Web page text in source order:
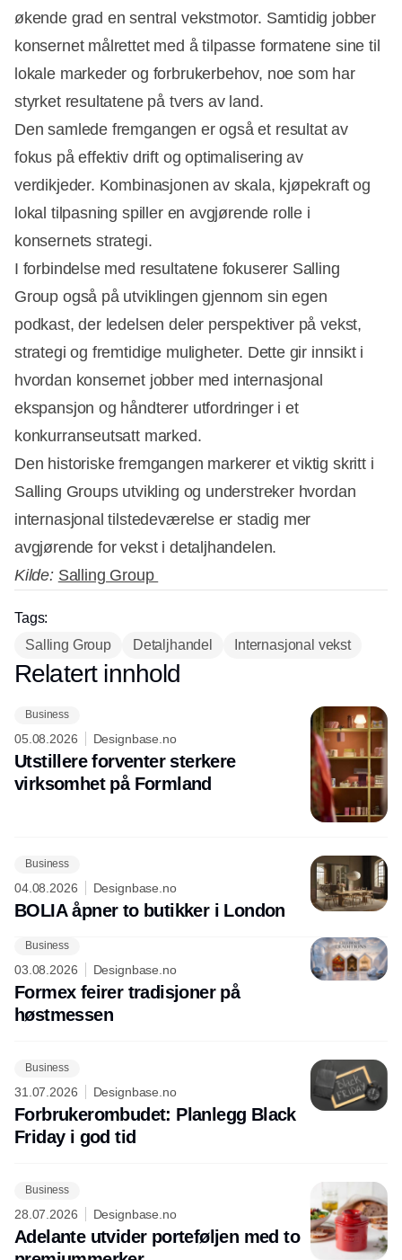
økende grad en sentral vekstmotor. Samtidig jobber
konsernet målrettet med å tilpasse formatene sine til
lokale markeder og forbrukerbehov, noe som har
styrket resultatene på tvers av land.
Den samlede fremgangen er også et resultat av
fokus på effektiv drift og optimalisering av
verdikjeder. Kombinasjonen av skala, kjøpekraft og
lokal tilpasning spiller en avgjørende rolle i
konsernets strategi.
I forbindelse med resultatene fokuserer Salling
Group også på utviklingen gjennom sin egen
podkast, der ledelsen deler perspektiver på vekst,
strategi og fremtidige muligheter. Dette gir innsikt i
hvordan konsernet jobber med internasjonal
ekspansjon og håndterer utfordringer i et
konkurranseutsatt marked.
Den historiske fremgangen markerer et viktig skritt i
Salling Groups utvikling og understreker hvordan
internasjonal tilstedeværelse er stadig mer
avgjørende for vekst i detaljhandelen.
Kilde: Salling Group
Tags:
Salling Group
Detaljhandel Internasjonal vekst
Annonce
Relatert innhold
Business
05.08.2026 Designbase.no
Utstillere forventer sterkere
virksomhet på Formland
Business
04.08.2026 Designbase.no
BOLIA åpner to butikker i London
Business
03.08.2026 Designbase.no
Formex feirer tradisjoner på
høstmessen
Business
31.07.2026 Designbase.no
Forbrukerombudet: Planlegg Black
Friday i god tid
Business
28.07.2026 Designbase.no
Adelante utvider porteføljen med to